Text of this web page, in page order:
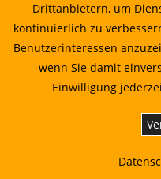
und Umsetzung 01.07.2026
Energetische Sanierung in
lassen
Energetische Sanierung in
und Umsetzung
Energetische Sanierung in
Drittanbietern, um
kontinuierlich zu
Benutzerinteressen
wenn Sie damit
Einwilligung